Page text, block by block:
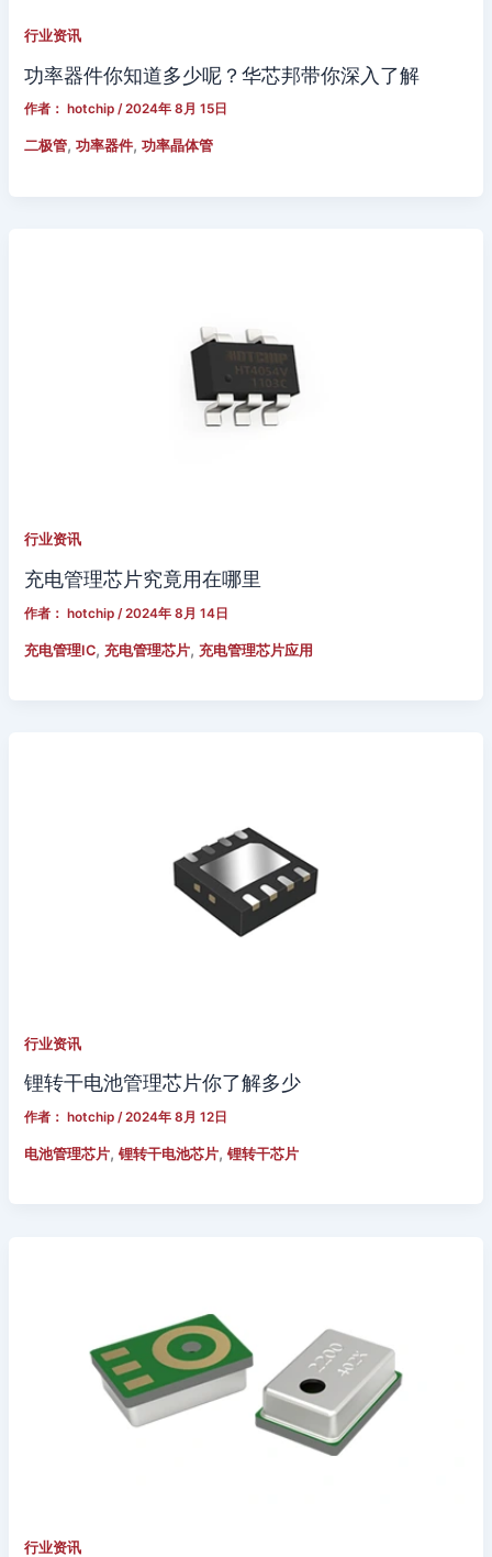
行业资讯
功率器件你知道多少呢？华芯邦带你深入了解
作者： hotchip/2024年 8月 15日
二极管,功率器件,功率晶体管
行业资讯
充电管理芯片究竟用在哪里
作者： hotchip /2024年 8月 14日
充电管理IC,充电管理芯片,充电管理芯片应用
行业资讯
锂转干电池管理芯片你了解多少
作者： hotchip/2024年 8月 12日
电池管理芯片,锂转干电池芯片,锂转干芯片
行业资讯